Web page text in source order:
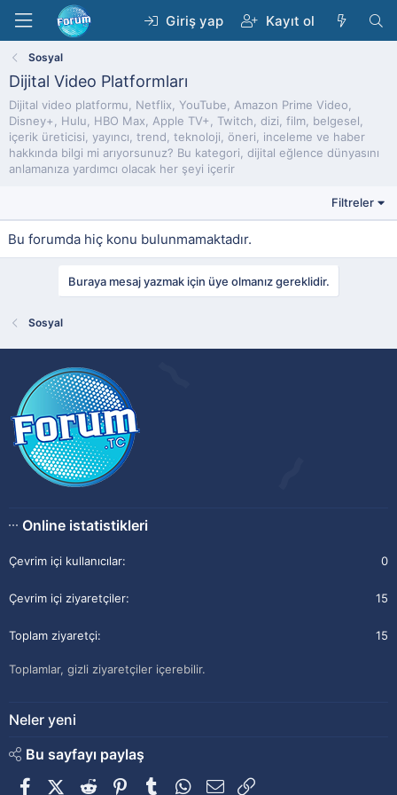
Giriş yap Kayıt ol
Sosyal
Dijital Video Platformları
Dijital video platformu, Netflix, YouTube, Amazon Prime Video,
Disney+, Hulu, HBO Max, Apple TV+, Twitch, dizi, film, belgesel,
içerik üreticisi, yayıncı, trend, teknoloji, öneri, inceleme ve haber
hakkında bilgi mi arıyorsunuz? Bu kategori, dijital eğlence dünyasını
anlamanıza yardımcı olacak her şeyi içerir
Filtreler
Bu forumda hiç konu bulunmamaktadır.
Buraya mesaj yazmak için üye olmanız gereklidir.
Sosyal
Online istatistikleri
Çevrim içi kullanıcılar 0
Çevrim içi ziyaretçiler 15
Toplam ziyaretçi 15
Toplamlar, gizli ziyaretçiler içerebilir.
Neler yeni
Bu sayfayı paylaş
FacebookX (Twitter)
Reddit PinterestTumblrWhatsApp
E-posta